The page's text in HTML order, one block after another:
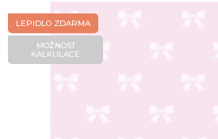
LEPIDLO ZDARMA
MOŽNOST
KALKULACE